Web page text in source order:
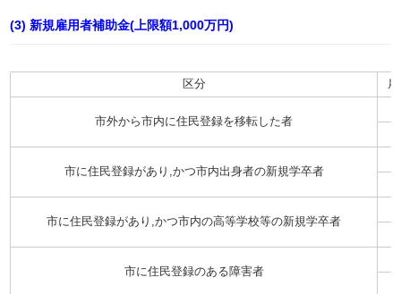
(3) 新規雇用者補助金(上限額1,000万円)
区分
市外から市内に住民登録を移転した者
市に住民登録があり,かつ市内出身者の新規学卒者
市に住民登録があり,かつ市内の高等学校等の新規学卒者
市に住民登録のある障害者